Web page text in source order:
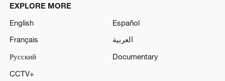
EXPLORE MORE
English
Español
Français
العربية
Русский
Documentary
CCTV+